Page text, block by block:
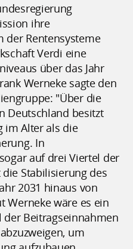
ihre
der Rentensysteme
Verdi eine
über das Jahr
Werneke sagte den
"Über die
Deutschland besitzt
im Alter als die
In
auf drei Viertel der
Stabilisierung des
2031 hinaus von
Werneke wäre es ein
der Beitragseinnahmen
um